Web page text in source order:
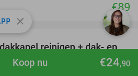
€24,90
Koop nu
€89
41%
favorite_border
reinigen + dak- en
close